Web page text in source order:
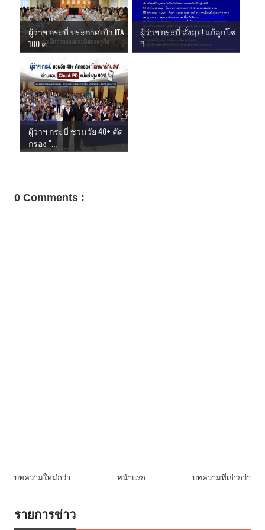
ผู้ว่าฯ กระบี่ ประกาศเป้า ITA
100 ค...
ผู้ว่าฯ กระบี่ สั่งลุย! แก้ลูกโซ่
วิ...
ผู้ว่าฯ กระบี่ ชวนวัย 40+ คัด
กรอง "...
0 Comments :
บทความใหม่กว่า บทความที่เก่ากว่า
หน้าแรก
รายการข่าว